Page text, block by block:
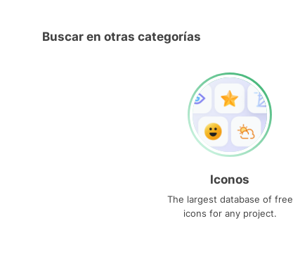
Buscar en otras categorías
Iconos
The largest database of free
icons for any project.